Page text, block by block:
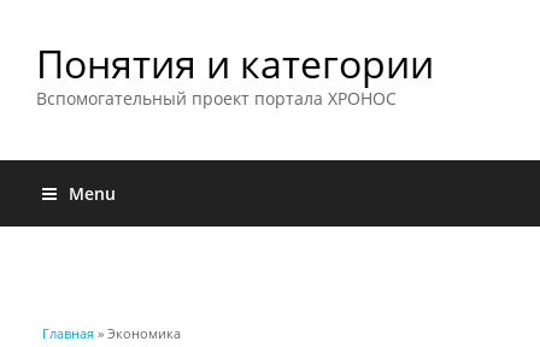
Понятия и категории
Вспомогательный проект портала ХРОНОС
Menu
Вы здесь
Главная » Экономика